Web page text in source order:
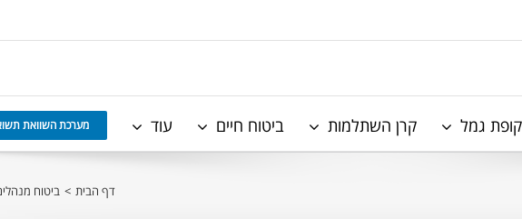
קופת גמל קרן השתלמות ביטוח חיים עוד מערכת השוואת
דף הבית > ביטוח